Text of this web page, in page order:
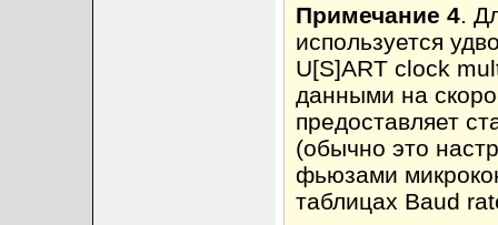
Примечание 4.
используется
U[S]ART clock
данными на
предоставляет
(обычно это
фьюзами
таблицах Baud